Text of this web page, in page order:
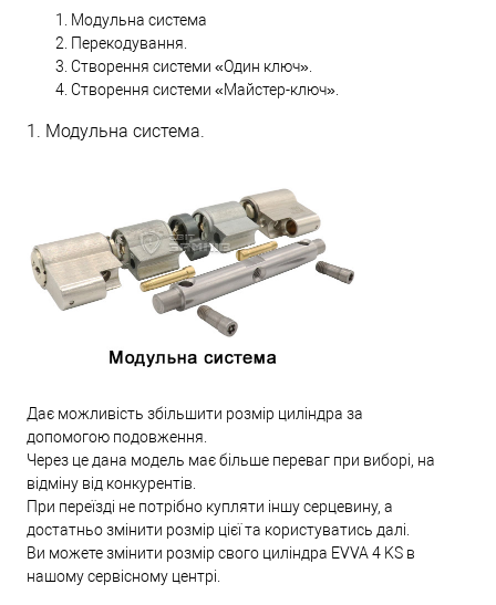
Модульна система
Перекодування.
Створення системи «Один ключ».
Створення системи «Майстер-ключ».
1. Модульна система.
Дає можливість збільшити розмір циліндра за
допомогою подовження.
Через це дана модель має більше переваг при виборі, на
відміну від конкурентів.
При переїзді не потрібно купляти іншу серцевину, а
достатньо змінити розмір цієї та користуватись далі.
Ви можете змінити розмір свого циліндра EVVA 4 KS в
нашому сервісному центрі.